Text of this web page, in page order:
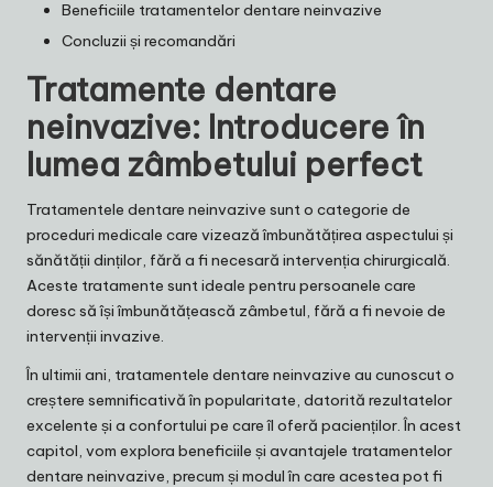
Beneficiile tratamentelor dentare neinvazive
Concluzii și recomandări
Tratamente dentare
neinvazive: Introducere în
lumea zâmbetului perfect
Tratamentele dentare neinvazive sunt o categorie de
proceduri medicale care vizează îmbunătățirea aspectului și
sănătății dinților, fără a fi necesară intervenția chirurgicală.
Aceste tratamente sunt ideale pentru persoanele care
doresc să își îmbunătățească zâmbetul, fără a fi nevoie de
intervenții invazive.
În ultimii ani, tratamentele dentare neinvazive au cunoscut o
creștere semnificativă în popularitate, datorită rezultatelor
excelente și a confortului pe care îl oferă pacienților. În acest
capitol, vom explora beneficiile și avantajele tratamentelor
dentare neinvazive, precum și modul în care acestea pot fi